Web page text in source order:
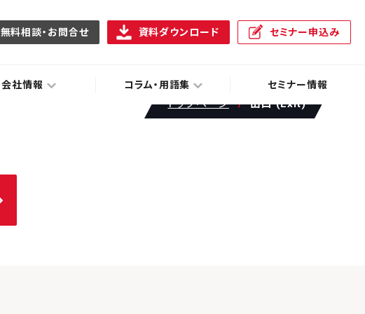
無料相談・お問合せ 資料ダウンロード セミナー申込み
会社情報 コラム・用語集 セミナー情報
トップページ 出口 (Exit)